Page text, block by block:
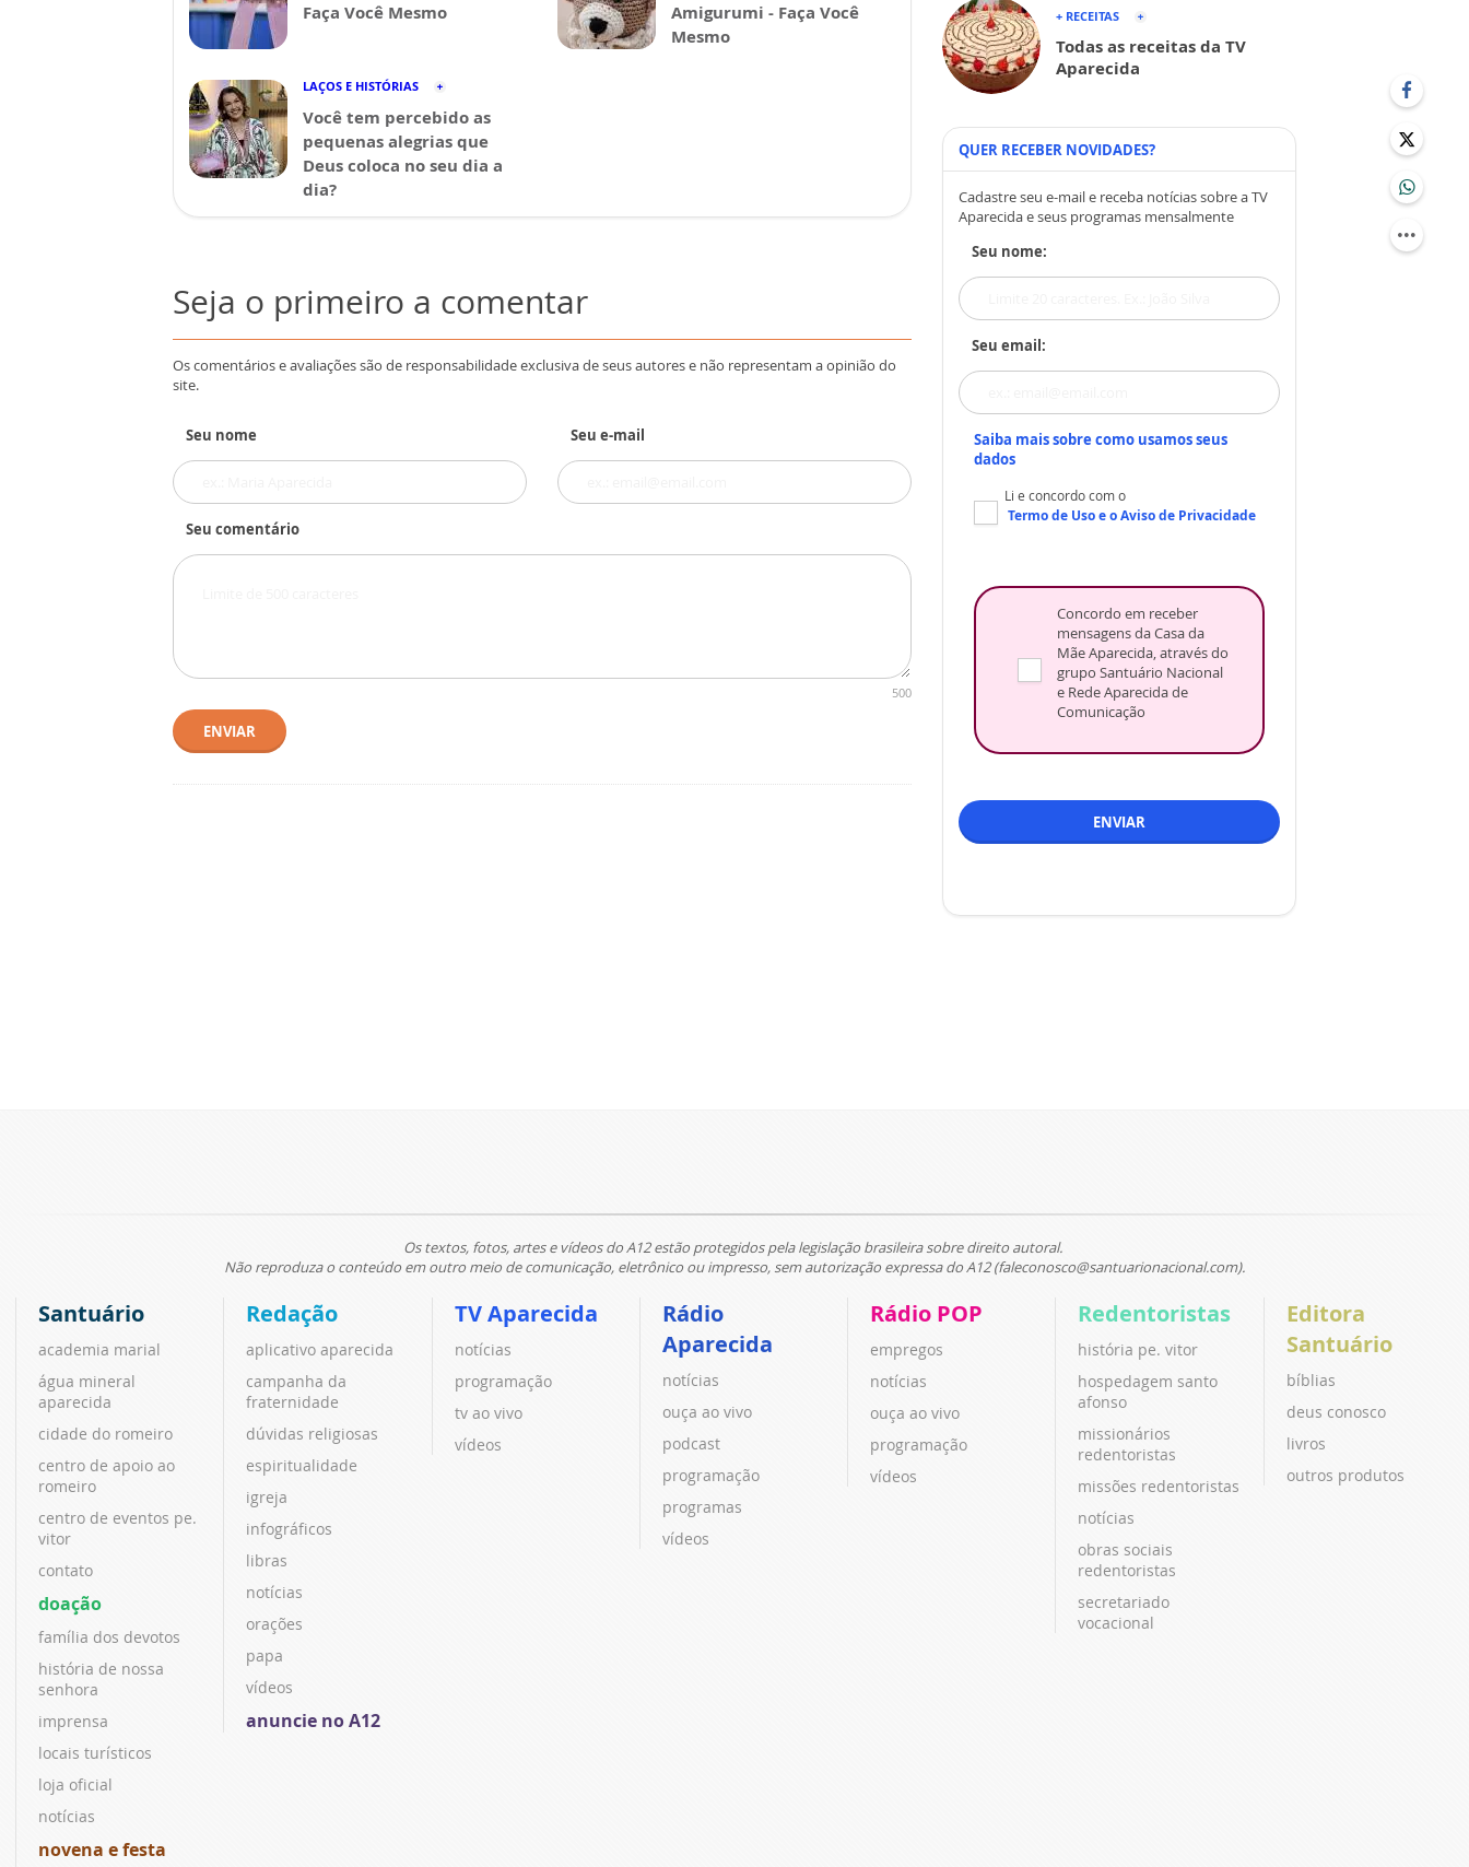
Faça Você Mesmo
Amigurumi - Faça Você
Mesmo
LAÇOS E HISTÓRIAS
Você tem percebido as
pequenas alegrias que
Deus coloca no seu dia a
dia?
Seja o primeiro a comentar
Os comentários e avaliações são de responsabilidade exclusiva de seus autores e não representam a opinião do
site.
Seu nome Seu e-mail
Seu comentário
500
ENVIAR
+ RECEITAS
Todas as receitas da TV
Aparecida
QUER RECEBER NOVIDADES?
Cadastre seu e-mail e receba notícias sobre a TV
Aparecida e seus programas mensalmente
Seu nome:
Seu email:
Saiba mais sobre como usamos seus
dados
Li e concordo com o
Termo de Usoe oAviso de Privacidade
Concordo em receber
mensagens da Casa da
Mãe Aparecida, através do
grupo Santuário Nacional
e Rede Aparecida de
Comunicação
ENVIAR
Os textos, fotos, artes e vídeos do A12 estão protegidos pela legislação brasileira sobre direito autoral.
Não reproduza o conteúdo em outro meio de comunicação, eletrônico ou impresso, sem autorização expressa do A12 (faleconosco@santuarionacional.com).
Santuário
academia marial
água mineral
aparecida
cidade do romeiro
centro de apoio ao
romeiro
centro de eventos pe.
vitor
contato
doação
família dos devotos
história de nossa
senhora
imprensa
locais turísticos
loja oficial
notícias
novena e festa
Redação
aplicativo aparecida
campanha da
fraternidade
dúvidas religiosas
espiritualidade
igreja
infográficos
libras
notícias
orações
papa
vídeos
anuncie no A12
TV Aparecida
notícias
programação
tv ao vivo
vídeos
Rádio
Aparecida
notícias
ouça ao vivo
podcast
programação
programas
vídeos
Rádio POP
empregos
notícias
ouça ao vivo
programação
vídeos
Redentoristas
história pe. vitor
hospedagem santo
afonso
missionários
redentoristas
missões redentoristas
notícias
obras sociais
redentoristas
secretariado
vocacional
Editora
Santuário
bíblias
deus conosco
livros
outros produtos